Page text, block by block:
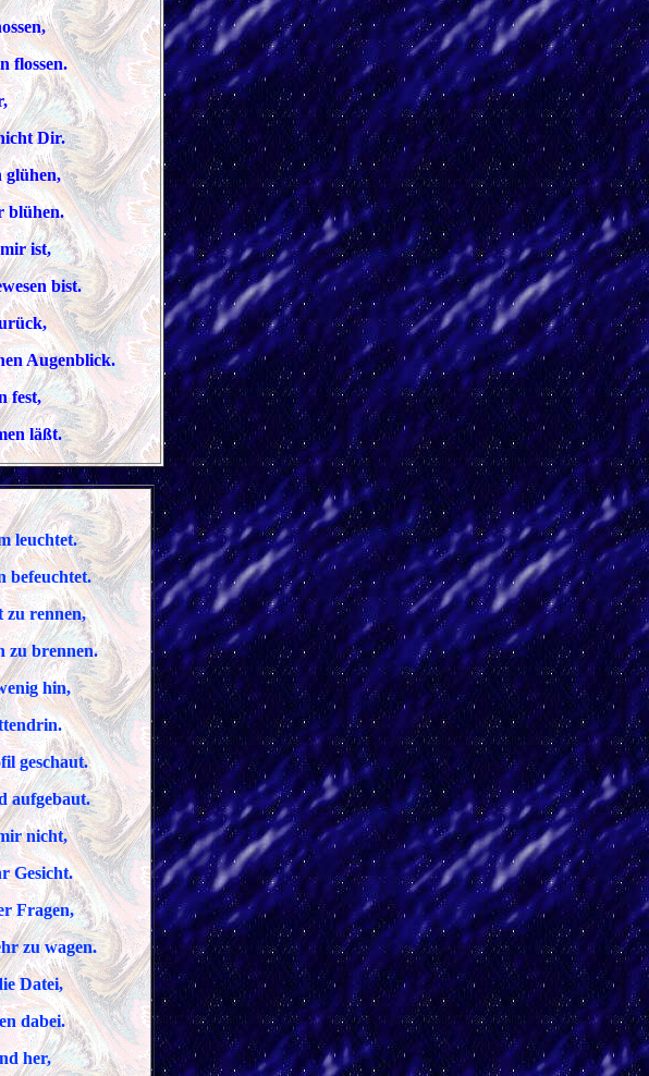
flossen.
Dir.
glühen,
blühen.
ist,
bist.
Augenblick.
fest,
läßt.
leuchtet.
befeuchtet.
zu rennen,
zu brennen.
hin,
geschaut.
aufgebaut.
nicht,
Gesicht.
Fragen,
zu wagen.
Datei,
dabei.
her,